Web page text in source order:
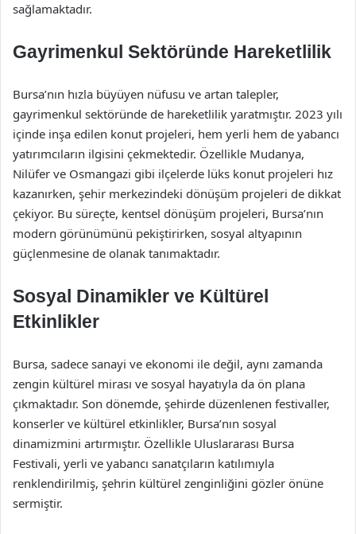
sağlamaktadır.
Gayrimenkul Sektöründe Hareketlilik
Bursa’nın hızla büyüyen nüfusu ve artan talepler,
gayrimenkul sektöründe de hareketlilik yaratmıştır. 2023 yılı
içinde inşa edilen konut projeleri, hem yerli hem de yabancı
yatırımcıların ilgisini çekmektedir. Özellikle Mudanya,
Nilüfer ve Osmangazi gibi ilçelerde lüks konut projeleri hız
kazanırken, şehir merkezindeki dönüşüm projeleri de dikkat
çekiyor. Bu süreçte, kentsel dönüşüm projeleri, Bursa’nın
modern görünümünü pekiştirirken, sosyal altyapının
güçlenmesine de olanak tanımaktadır.
Sosyal Dinamikler ve Kültürel
Etkinlikler
Bursa, sadece sanayi ve ekonomi ile değil, aynı zamanda
zengin kültürel mirası ve sosyal hayatıyla da ön plana
çıkmaktadır. Son dönemde, şehirde düzenlenen festivaller,
konserler ve kültürel etkinlikler, Bursa’nın sosyal
dinamizmini artırmıştır. Özellikle Uluslararası Bursa
Festivali, yerli ve yabancı sanatçıların katılımıyla
renklendirilmiş, şehrin kültürel zenginliğini gözler önüne
sermiştir.